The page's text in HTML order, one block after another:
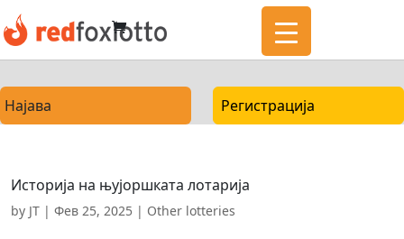
Најава Регистрација
Историја на њујоршката лотарија
by JT | Фев 25, 2025 | Other lotteries